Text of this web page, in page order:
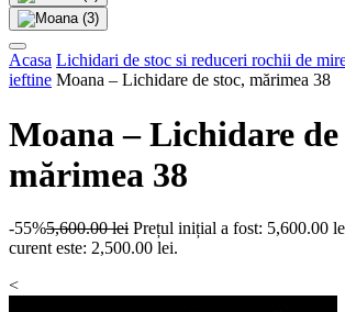
Acasa Lichidari de stoc si reduceri rochii de
ieftine Moana – Lichidare de stoc, mărimea 38
Moana – Lichidare de
mărimea 38
-55%5,600.00lei Prețul inițial a fost: 5,600.00
curent este: 2,500.00 lei.
<